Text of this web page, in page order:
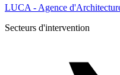
LUCA - Agence
Secteurs d'intervention